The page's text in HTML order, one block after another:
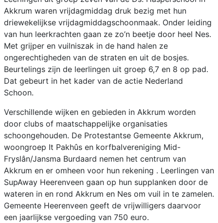
Akkrum waren vrijdagmiddag druk bezig met hun
driewekelijkse vrijdagmiddagschoonmaak. Onder leiding
van hun leerkrachten gaan ze zo’n beetje door heel Nes.
Met grijper en vuilniszak in de hand halen ze
ongerechtigheden van de straten en uit de bosjes.
Beurtelings zijn de leerlingen uit groep 6,7 en 8 op pad.
Dat gebeurt in het kader van de actie Nederland
Schoon.
Verschillende wijken en gebieden in Akkrum worden
door clubs of maatschappelijke organisaties
schoongehouden. De Protestantse Gemeente Akkrum,
woongroep It Pakhûs en korfbalvereniging Mid-
Fryslân/Jansma Burdaard nemen het centrum van
Akkrum en er omheen voor hun rekening . Leerlingen van
SupAway Heerenveen gaan op hun supplanken door de
wateren in en rond Akkrum en Nes om vuil in te zamelen.
Gemeente Heerenveen geeft de vrijwilligers daarvoor
een jaarlijkse vergoeding van 750 euro.